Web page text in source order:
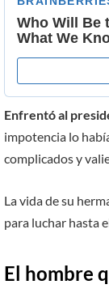
Enfrentó al
impotencia lo
complicados y
La vida de su
para luchar hasta
El hombre